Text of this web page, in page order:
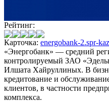
Рейтинг:
Карточка: energobank-2.spr-
«Энергобанк» — средний
контролируемый ЗАО
Илшата Хайруллиных. В
кредитование и
клиентов, в частности
комплекса.